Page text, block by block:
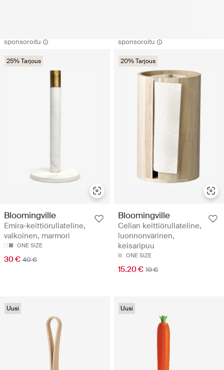
sponsoroitu
25% Tarjous
Bloomingville
Emira-keittiörullateline,
valkoinen, marmori
ONE SIZE
30 € 40 €
sponsoroitu
20% Tarjous
Bloomingville
Celian keittiörullateline,
luonnonvärinen,
keisaripuu
ONE SIZE
15.20 € 19 €
Uusi Uusi